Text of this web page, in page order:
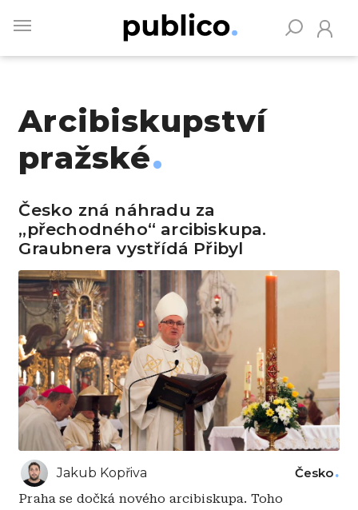
main
Arcibiskupství
pražské
Česko zná náhradu za
„přechodného“ arcibiskupa.
Graubnera vystřídá Přibyl
Jakub Kopřiva Česko
Praha se dočká nového arcibiskupa. Toho
Vyhledávejte na Publiku